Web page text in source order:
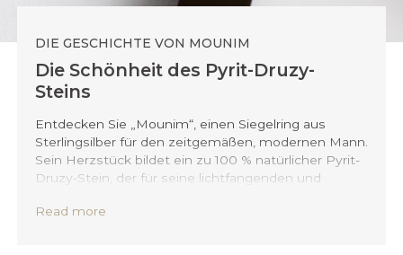
DIE GESCHICHTE VON MOUNIM
Die Schönheit des Pyrit-Druzy-
Steins
Entdecken Sie „Mounim“, einen Siegelring aus
Sterlingsilber für den zeitgemäßen, modernen Mann.
Sein Herzstück bildet ein zu 100 % natürlicher Pyrit-
Druzy-Stein, der für seine lichtfangenden und
Stein ist in seiner Form und seinem Schimmer
Read more